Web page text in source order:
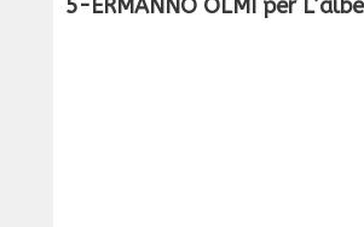
5-ERMANNO OLMI per